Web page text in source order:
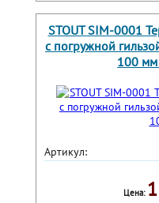
STOUT SIM-0001
с погружной
100 мм
Артикул:
Цена: